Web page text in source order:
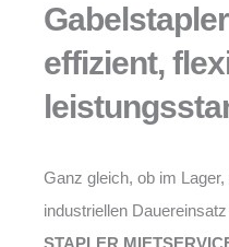
effizient,
Ganz gleich, ob im
industriellen
STAPLER